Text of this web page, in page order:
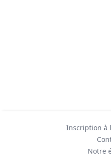
Inscription à
Notre